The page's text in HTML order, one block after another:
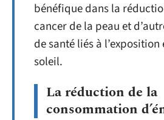
bénéfique dans la
cancer de la peau et
de santé liés à l’exposition
soleil.
La réduction de la
consommation